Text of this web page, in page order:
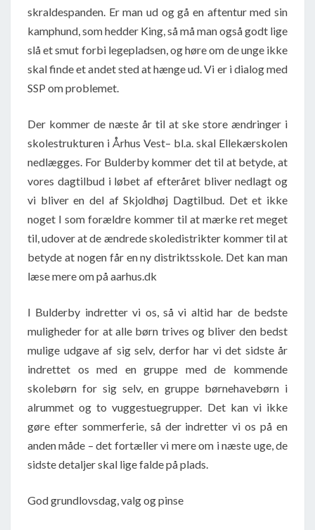
skraldespanden. Er man ud og gå en aftentur med sin
kamphund, som hedder King, så må man også godt lige
slå et smut forbi legepladsen, og høre om de unge ikke
skal finde et andet sted at hænge ud. Vi er i dialog med
SSP om problemet.
Der kommer de næste år til at ske store ændringer i
skolestrukturen i Århus Vest– bl.a. skal Ellekærskolen
nedlægges. For Bulderby kommer det til at betyde, at
vores dagtilbud i løbet af efteråret bliver nedlagt og
vi bliver en del af Skjoldhøj Dagtilbud. Det et ikke
noget I som forældre kommer til at mærke ret meget
til, udover at de ændrede skoledistrikter kommer til at
betyde at nogen får en ny distriktsskole. Det kan man
læse mere om på aarhus.dk
I Bulderby indretter vi os, så vi altid har de bedste
muligheder for at alle børn trives og bliver den bedst
mulige udgave af sig selv, derfor har vi det sidste år
indrettet os med en gruppe med de kommende
skolebørn for sig selv, en gruppe børnehavebørn i
alrummet og to vuggestuegrupper. Det kan vi ikke
gøre efter sommerferie, så der indretter vi os på en
anden måde – det fortæller vi mere om i næste uge, de
sidste detaljer skal lige falde på plads.
God grundlovsdag, valg og pinse